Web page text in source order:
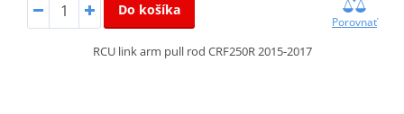
Do košíka
Porovnať
RCU link arm pull rod CRF250R 2015-2017